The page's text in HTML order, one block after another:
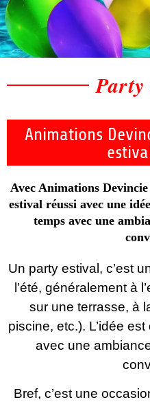
Animations
Avec Animations
estival réussi avec une
temps avec une
Un party estival, c’est
l’été, généralement à
sur une terrasse, à
piscine, etc.). L’idée
avec une
Bref, c’est une